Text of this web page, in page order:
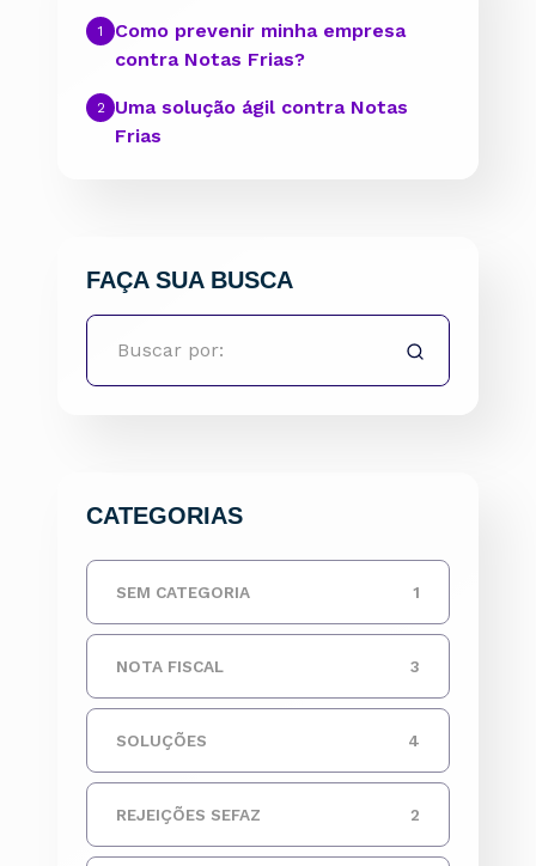
Como prevenir minha empresa
contra Notas Frias?
Uma solução ágil contra Notas
Frias
FAÇA SUA BUSCA
CATEGORIAS
SEM CATEGORIA 1
NOTA FISCAL 3
SOLUÇÕES 4
REJEIÇÕES SEFAZ 2